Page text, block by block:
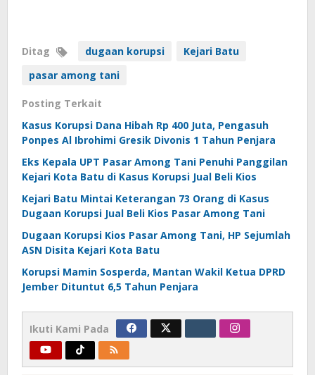
Ditag dugaan korupsi
Kejari Batu
pasar among tani
Posting Terkait
Kasus Korupsi Dana Hibah Rp 400 Juta, Pengasuh
Ponpes Al Ibrohimi Gresik Divonis 1 Tahun Penjara
Eks Kepala UPT Pasar Among Tani Penuhi Panggilan
Kejari Kota Batu di Kasus Korupsi Jual Beli Kios
Kejari Batu Mintai Keterangan 73 Orang di Kasus
Dugaan Korupsi Jual Beli Kios Pasar Among Tani
Dugaan Korupsi Kios Pasar Among Tani, HP Sejumlah
ASN Disita Kejari Kota Batu
Korupsi Mamin Sosperda, Mantan Wakil Ketua DPRD
Jember Dituntut 6,5 Tahun Penjara
Ikuti Kami Pada